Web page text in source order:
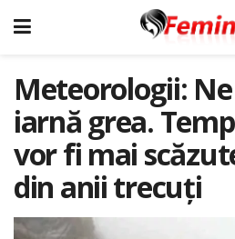
Meteorologii:
iarnă grea.
vor fi mai
din anii trecuți